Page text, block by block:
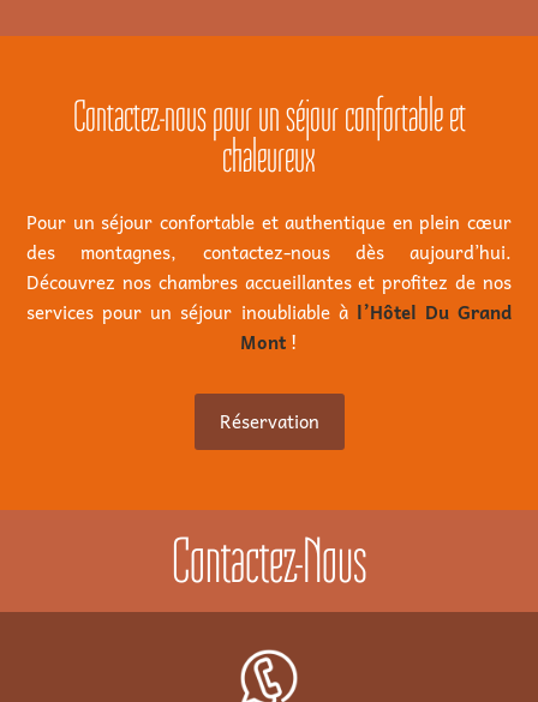
Contactez-nous pour un séjour confortable et
chaleureux
Pour un séjour confortable et authentique en plein cœur
des montagnes, contactez-nous dès aujourd’hui.
Découvrez nos chambres accueillantes et profitez de nos
services pour un séjour inoubliable à l’Hôtel Du Grand
Mont !
Réservation
Contactez-Nous